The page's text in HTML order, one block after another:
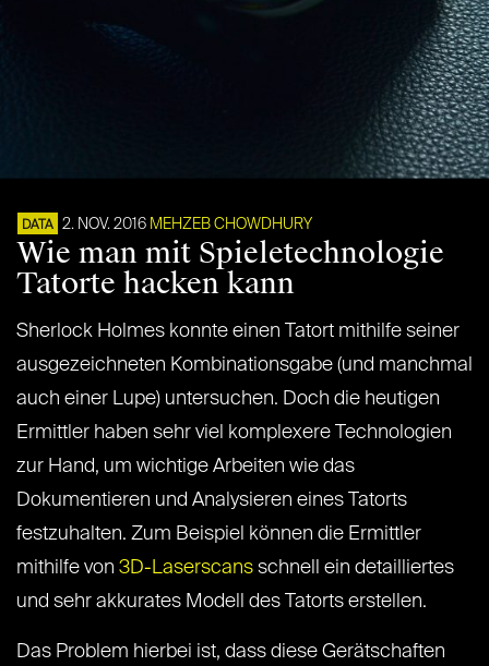
DATA 2. NOV. 2016 MEHZEB CHOWDHURY
Wie man mit Spieletechnologie
Tatorte hacken kann
Sherlock Holmes konnte einen Tatort mithilfe seiner
ausgezeichneten Kombinationsgabe (und manchmal
auch einer Lupe) untersuchen. Doch die heutigen
Ermittler haben sehr viel komplexere Technologien
zur Hand, um wichtige Arbeiten wie das
Dokumentieren und Analysieren eines Tatorts
festzuhalten. Zum Beispiel können die Ermittler
mithilfe von 3D-Laserscans schnell ein detailliertes
und sehr akkurates Modell des Tatorts erstellen.
Das Problem hierbei ist, dass diese Gerätschaften